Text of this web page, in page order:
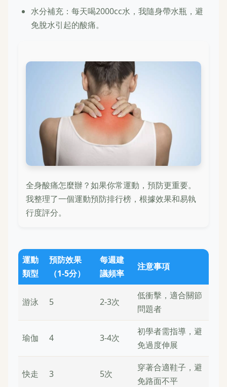
水分補充：每天喝2000cc水，我隨身帶水瓶，避
免脫水引起的酸痛。
全身酸痛怎麼辦？如果你常運動，預防更重要。
我整理了一個運動預防排行榜，根據效果和易執
行度評分。
運動
類型
預防效果
（1-5分）
每週建
議頻率
注意事項
游泳 5 2-3次
低衝擊，適合關節
問題者
瑜伽 4 3-4次
初學者需指導，避
免過度伸展
快走 3 5次
穿著合適鞋子，避
免路面不平